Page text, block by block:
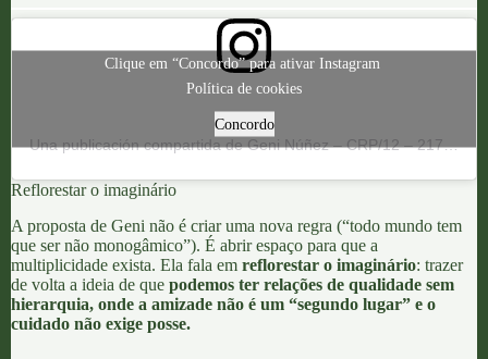
Una publicación compartida de Geni Núñez – CRP/12 – 21795 (@genipapos)
Clique em “Concordo” para ativar Instagram
Política de cookies
Concordo
Reflorestar o imaginário
A proposta de Geni não é criar uma nova regra (“todo mundo tem
que ser não monogâmico”). É abrir espaço para que a
multiplicidade exista. Ela fala em reflorestar o imaginário: trazer
de volta a ideia de que podemos ter relações de qualidade sem
hierarquia, onde a amizade não é um “segundo lugar” e o
cuidado não exige posse.